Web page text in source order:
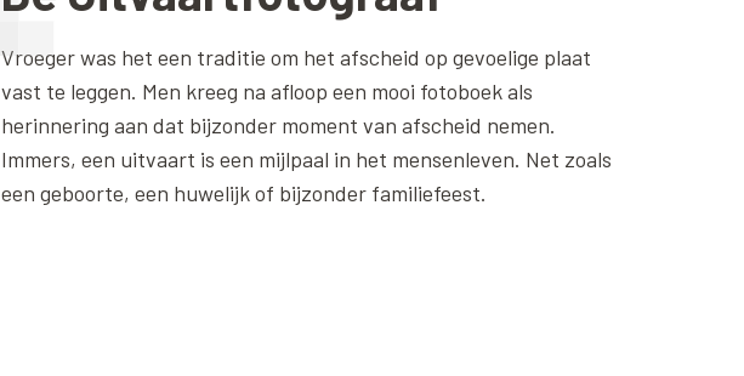
Vroeger was het een traditie om het afscheid op gevoelige plaat
vast te leggen. Men kreeg na afloop een mooi fotoboek als
herinnering aan dat bijzonder moment van afscheid nemen.
Immers, een uitvaart is een mijlpaal in het mensenleven. Net zoals
een geboorte, een huwelijk of bijzonder familiefeest.